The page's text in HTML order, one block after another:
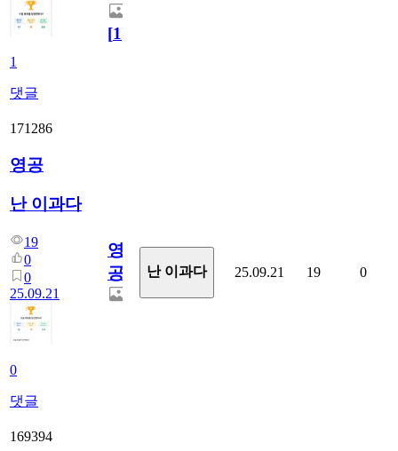
1
댓글
[1]
171286
영공
난 이과다
19
0
0
25.09.21
0
댓글
영
공
난 이과다 25.09.21 19 0
169394